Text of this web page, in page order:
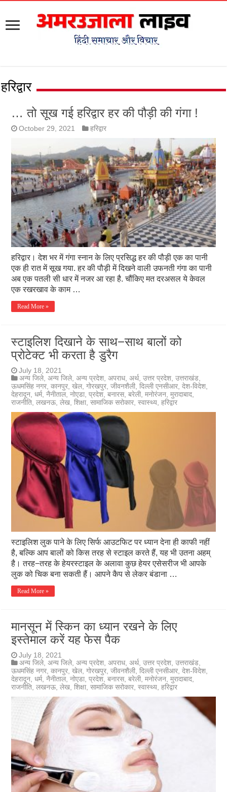
हरिद्वार
… तो सूख गई हरिद्वार हर की पौड़ी की गंगा !
October 29, 2021 हरिद्वार
हरिद्वार। देश भर में गंगा स्नान के लिए प्रसिद्ध हर की पौड़ी एक का पानी
एक ही रात में सूख गया. हर की पौड़ी में दिखने वाली उफनती गंगा का पानी
अब एक पतली सी धार में नजर आ रहा है. चौंकिए मत दरअसल ये केवल
एक रखरखाव के काम …
Read More »
स्टाइलिश दिखाने के साथ−साथ बालों को
प्रोटेक्ट भी करता है डुरैग
July 18, 2021
अन्य जिले ,अन्य जिले ,अन्य प्रदेश ,अपराध,अर्थ,उत्तर प्रदेश ,उत्तराखंड
ऊधमसिंह नगर ,कानपुर ,खेल ,गोरखपुर ,जीवनशैली ,दिल्ली एनसीआर ,देश-विदेश
देहरादून ,धर्म,नैनीताल ,नोएडा ,प्रदेश ,बनारस,बरेली ,मनोरंजन ,मुरादाबाद
राजनीति ,लखनऊ,लेख ,शिक्षा ,सामाजिक सरोकार ,स्वास्थ्य ,हरिद्वार
स्टाइलिश लुक पाने के लिए सिर्फ आउटफिट पर ध्यान देना ही काफी नहीं
है, बल्कि आप बालों को किस तरह से स्टाइल करते हैं, यह भी उतना अहम्
है। तरह−तरह के हेयरस्टाइल के अलावा कुछ हेयर एसेसरीज भी आपके
लुक को चिक बना सकती हैं। आपने कैप से लेकर बंडाना …
Read More »
मानसून में स्किन का ध्यान रखने के लिए
इस्तेमाल करें यह फेस पैक
July 18, 2021
अन्य जिले,अन्य जिले,अन्य प्रदेश,अपराध,अर्थ,उत्तर प्रदेश,उत्तराखंड,
ऊधमसिंह नगर,कानपुर,खेल,गोरखपुर,जीवनशैली,दिल्ली एनसीआर,देश-विदेश,
देहरादून,धर्म,नैनीताल,नोएडा,प्रदेश,बनारस,बरेली,मनोरंजन,मुरादाबाद,
राजनीति,लखनऊ,लेख,शिक्षा,सामाजिक सरोकार,स्वास्थ्य,हरिद्वार